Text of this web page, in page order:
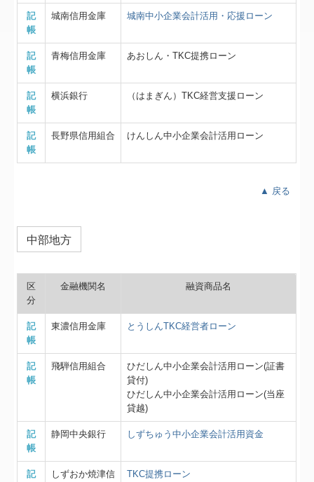
記
帳
城南信用金庫 城南中小企業会計活用・応援ローン
記
帳
青梅信用金庫 あおしん・TKC提携ローン
記
帳
横浜銀行 （はまぎん）TKC経営支援ローン
記
帳
長野県信用組合 けんしん中小企業会計活用ローン
▲ 戻る
中部地方
区
分
金融機関名 融資商品名
記
帳
東濃信用金庫 とうしんTKC経営者ローン
記
帳
飛騨信用組合
ひだしん中小企業会計活用ローン(証書
貸付)
ひだしん中小企業会計活用ローン(当座
貸越)
記
帳
静岡中央銀行 しずちゅう中小企業会計活用資金
記
しずおか焼津信
TKC提携ローン